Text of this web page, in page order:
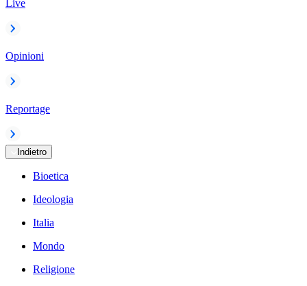
Live
Opinioni
Reportage
Indietro
Bioetica
Ideologia
Italia
Mondo
Religione